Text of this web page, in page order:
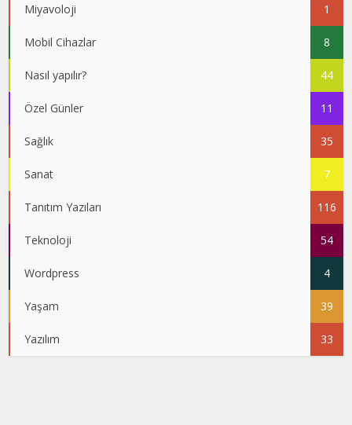
Miyavoloji 1
Mobil Cihazlar 8
Nasıl yapılır? 44
Özel Günler 11
Sağlık 35
Sanat 7
Tanıtım Yazıları 116
Teknoloji 54
Wordpress 4
Yaşam 39
Yazılım 33